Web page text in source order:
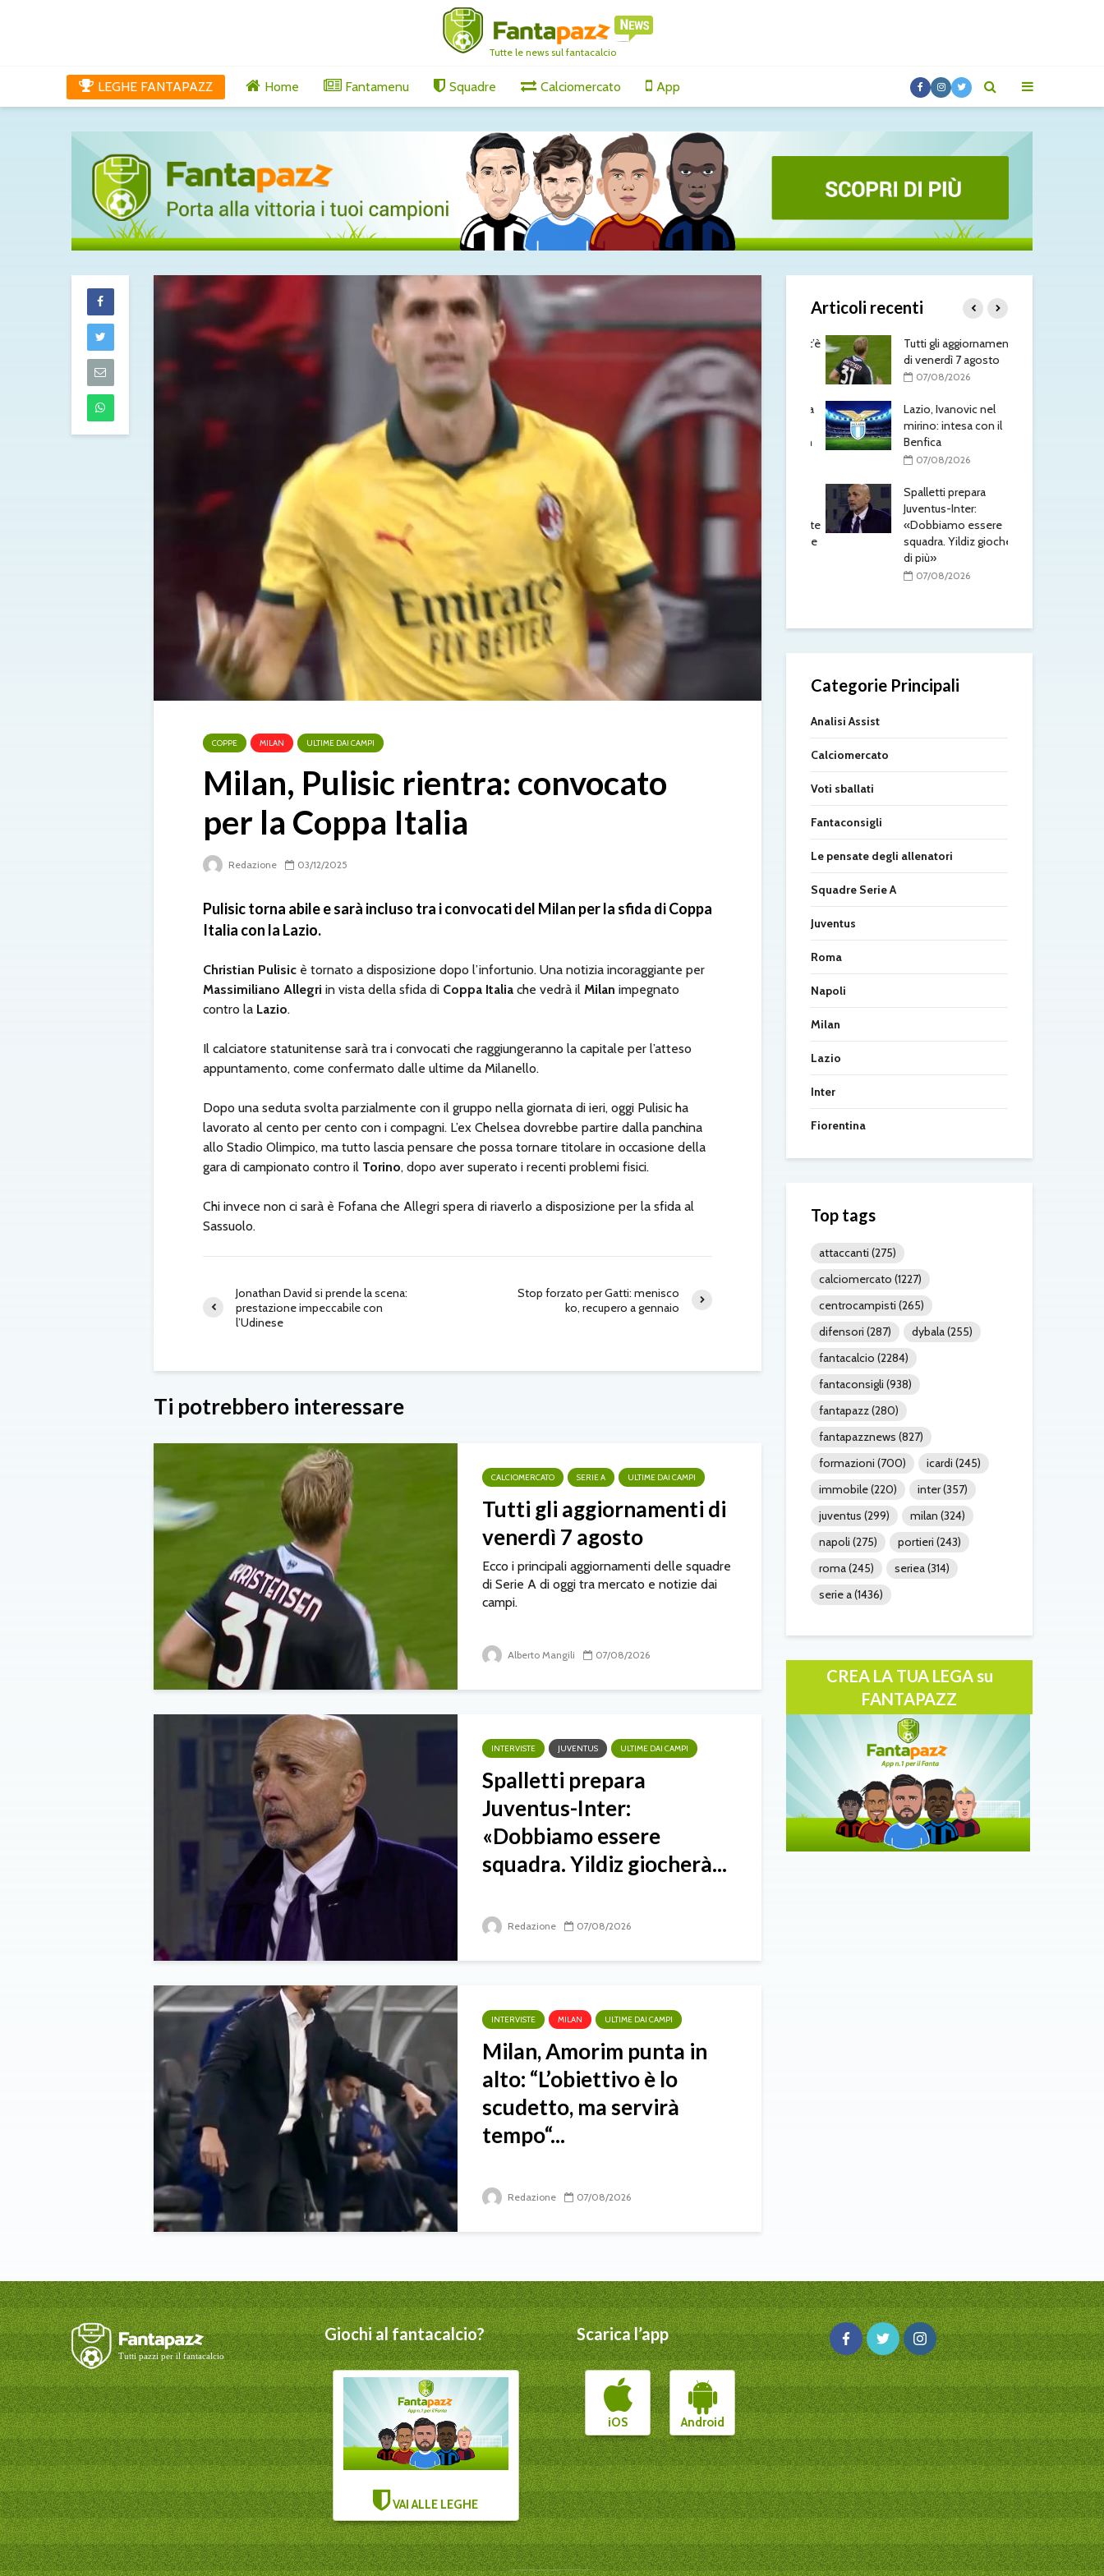
Tutte le news sul fantacalcio
LEGHE FANTAPAZZ Home Fantamenu Squadre Calciomercato App
COPPE MILAN ULTIME DAI CAMPI
Milan, Pulisic rientra: convocato
per la Coppa Italia
Redazione 03/12/2025
Pulisic torna abile e sarà incluso tra i convocati del Milan per la sfida di Coppa
Italia con la Lazio.
Christian Pulisic è tornato a disposizione dopo l’infortunio. Una notizia incoraggiante per
Massimiliano Allegri in vista della sfida di Coppa Italia che vedrà il Milan impegnato
contro la Lazio.
Il calciatore statunitense sarà tra i convocati che raggiungeranno la capitale per l’atteso
appuntamento, come confermato dalle ultime da Milanello.
Dopo una seduta svolta parzialmente con il gruppo nella giornata di ieri, oggi Pulisic ha
lavorato al cento per cento con i compagni. L’ex Chelsea dovrebbe partire dalla panchina
allo Stadio Olimpico, ma tutto lascia pensare che possa tornare titolare in occasione della
gara di campionato contro il Torino, dopo aver superato i recenti problemi fisici.
Chi invece non ci sarà è Fofana che Allegri spera di riaverlo a disposizione per la sfida al
Sassuolo.
Jonathan David si prende la scena:
prestazione impeccabile con
l’Udinese
Stop forzato per Gatti: menisco
ko, recupero a gennaio
Ti potrebbero interessare
CALCIOMERCATO SERIE A ULTIME DAI CAMPI
Tutti gli aggiornamenti di
venerdì 7 agosto
Ecco i principali aggiornamenti delle squadre
di Serie A di oggi tra mercato e notizie dai
campi.
Alberto Mangili 07/08/2026
INTERVISTE JUVENTUS ULTIME DAI CAMPI
Spalletti prepara
Juventus-Inter:
«Dobbiamo essere
squadra. Yildiz giocherà...
Redazione 07/08/2026
INTERVISTE MILAN ULTIME DAI CAMPI
Milan, Amorim punta in
alto: “L’obiettivo è lo
scudetto, ma servirà
tempo“...
Redazione 07/08/2026
Articoli recenti
Tutti gli aggiornamenti
di venerdì 7 agosto
07/08/2026
Lazio, Ivanovic nel
mirino: intesa con il
Benfica
07/08/2026
Juventus-Inter:
«Dobbiamo essere
squadra. Yildiz giocherà
di più»
07/08/2026
Lucumì-Juventus, il
difensore spinge per
Musso-Napoli, nuova
pista per la porta:
l’argentino entra nei
radar azzurri
07/08/2026
Milan, Amorim punta in
alto: “L’obiettivo è lo
scudetto, ma servirà
tempo“
07/08/2026
Lukaku-Fenerbahçe, c’è
il sì del belga
08/08/2026
Frosinone, mercato a
tinte austriache:
Grillitsch e Schmid in
Cagliari, doppio
rinforzo in arrivo: visite
08/08/2026
Tutti gli aggiornamenti
di venerdì 7 agosto
07/08/2026
Lazio, Ivanovic nel
mirino: intesa con il
Benfica
07/08/2026
Spalletti prepara
Juventus-Inter:
«Dobbiamo essere
squadra. Yildiz giocherà
di più»
07/08/2026
Categorie Principali
Analisi Assist
Calciomercato
Voti sballati
Fantaconsigli
Le pensate degli allenatori
Squadre Serie A
Juventus
Roma
Napoli
Milan
Lazio
Inter
Fiorentina
Top tags
attaccanti (275)
calciomercato (1227)
centrocampisti (265)
difensori (287) dybala(255)
fantacalcio (2284)
fantaconsigli (938)
fantapazz(280)
fantapazznews (827)
formazioni (700) icardi (245)
immobile(220) inter(357)
juventus (299) milan (324)
napoli (275) portieri (243)
roma(245) seriea(314)
serie a(1436)
CREA LA TUA LEGA su
FANTAPAZZ
Giochi al fantacalcio?
VAI ALLE LEGHE
Scarica l’app
iOS Android